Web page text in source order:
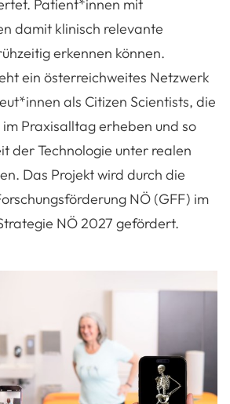
Patient*innen mit
damit klinisch relevante
erkennen können.
ein österreichweites Netzwerk
als Citizen Scientists, die
Praxisalltag erheben und so
der Technologie unter realen
Das Projekt wird durch die
NÖ (GFF) im
NÖ 2027 gefördert.